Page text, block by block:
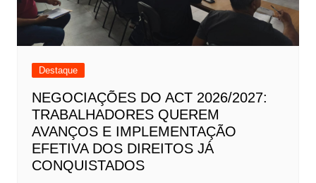
Destaque
NEGOCIAÇÕES DO ACT 2026/2027:
TRABALHADORES QUEREM
AVANÇOS E IMPLEMENTAÇÃO
EFETIVA DOS DIREITOS JÁ
CONQUISTADOS